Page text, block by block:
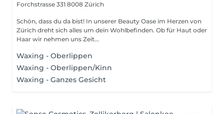
Forchstrasse 331 8008 Zürich
Schön, dass du da bist! In unserer Beauty Oase im Herzen von
Zürich dreht sich alles um dein Wohlbefinden. Ob für Haut oder
Haar wir nehmen uns Zeit...
Waxing - Oberlippen
Waxing - Oberlippen/Kinn
Waxing - Ganzes Gesicht